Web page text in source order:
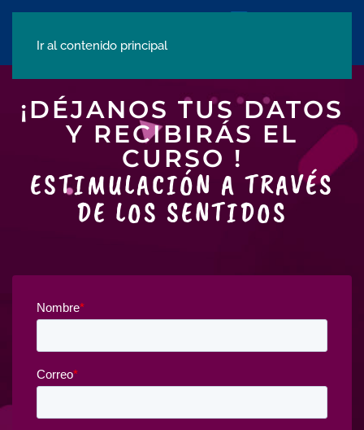
Ir al contenido principal
¡DÉJANOS TUS DATOS
Y RECIBIRÁS EL
CURSO !
ESTIMULACIÓN A TRAVÉS
DE LOS SENTIDOS